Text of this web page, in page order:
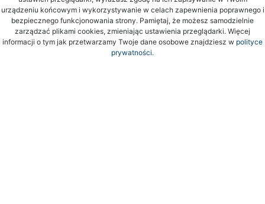
urządzeniu końcowym i wykorzystywanie w celach zapewnienia poprawnego i
bezpiecznego funkcjonowania strony. Pamiętaj, że możesz samodzielnie
zarządzać plikami cookies, zmieniając ustawienia przeglądarki. Więcej
informacji o tym jak przetwarzamy Twoje dane osobowe znajdziesz w polityce
prywatności.